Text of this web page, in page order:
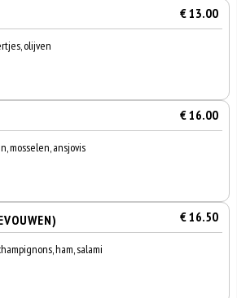
€ 13.00
olijven
€ 16.00
mosselen, ansjovis
€ 16.50
ham, salami